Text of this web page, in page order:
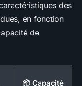
des
en fonction
de
📦 Capacité